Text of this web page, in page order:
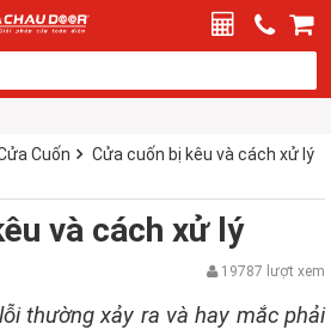
Cuốn Cửa cuốn bị kêu và cách xử lý
và cách xử lý
19787 lượt xem
thường xảy ra và hay mắc phải